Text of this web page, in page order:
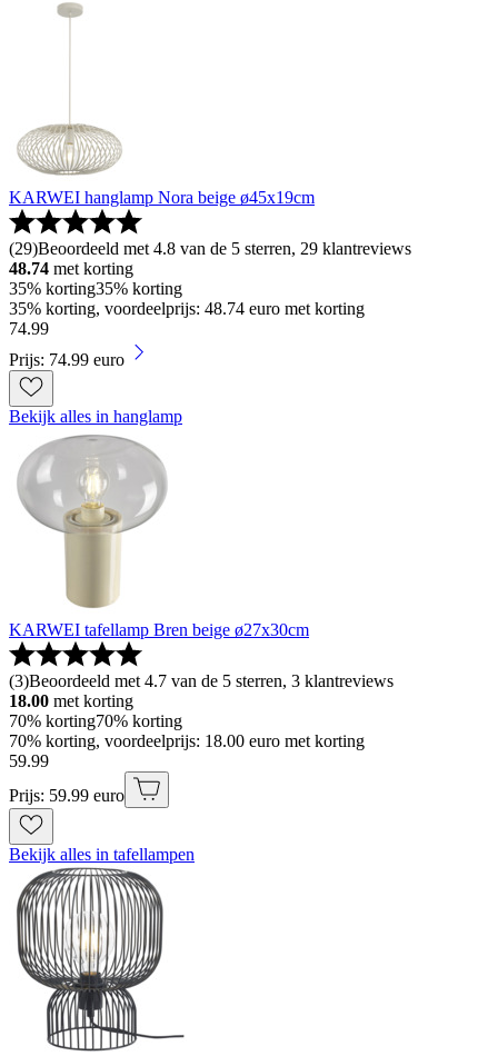
KARWEI hanglamp Nora beige ø45x19cm
(29)Beoordeeld met 4.8 van de 5 sterren, 29 klantreviews
48.74 met korting
35% korting35% korting
35% korting, voordeelprijs: 48.74 euro met korting
74.99
Prijs: 74.99 euro
Bekijk alles in hanglamp
KARWEI tafellamp Bren beige ø27x30cm
(3)Beoordeeld met 4.7 van de 5 sterren, 3 klantreviews
18.00 met korting
70% korting70% korting
70% korting, voordeelprijs: 18.00 euro met korting
59.99
Prijs: 59.99 euro
Bekijk alles in tafellampen